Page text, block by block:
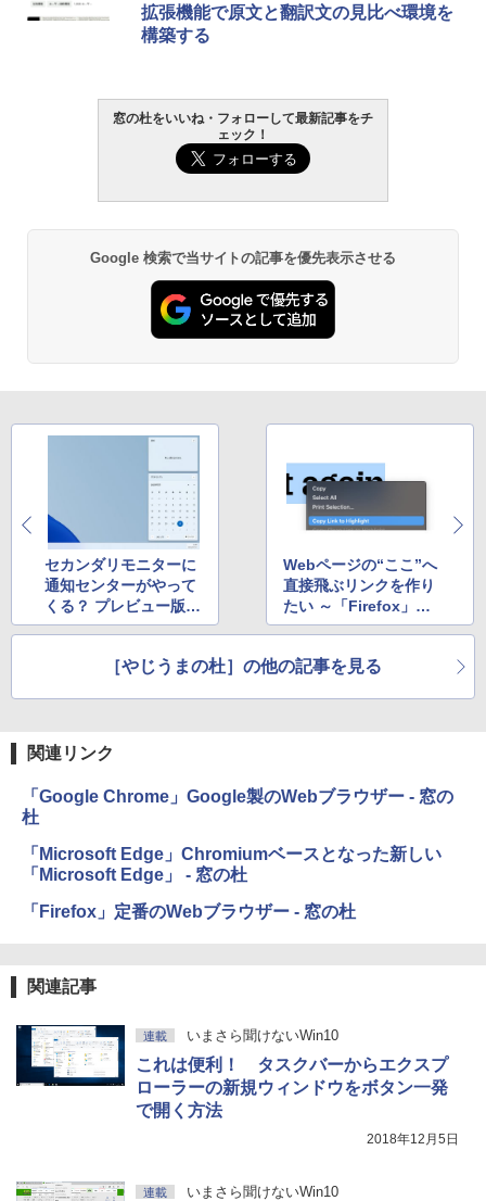
拡張機能で原文と翻訳文の見比べ環境を
構築する
窓の杜をいいね・フォローして最新記事をチ
ェック！
Google 検索で当サイトの記事を優先表示させる
セカンダリモニターに
通知センターがやって
くる？ プレビュー版W
indows 11でテスト中
Webページの“ここ”へ
直接飛ぶリンクを作り
たい ～「Firefox」も
ようやく標準対応へ
［やじうまの杜］の他の記事を見る
関連リンク
「Google Chrome」Google製のWebブラウザー - 窓の
杜
「Microsoft Edge」Chromiumベースとなった新しい
「Microsoft Edge」 - 窓の杜
「Firefox」定番のWebブラウザー - 窓の杜
関連記事
連載 いまさら聞けないWin10
これは便利！ タスクバーからエクスプ
ローラーの新規ウィンドウをボタン一発
で開く方法
2018年12月5日
連載 いまさら聞けないWin10